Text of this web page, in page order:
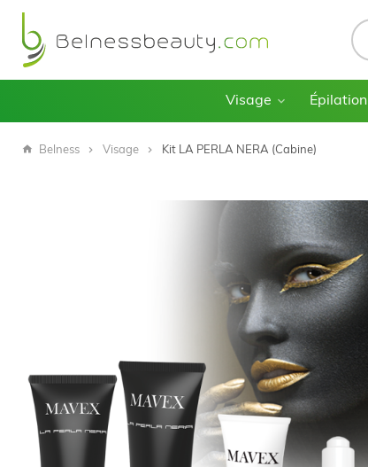
Visage Épilation
Belness Visage Kit LA PERLA NERA (Cabine)